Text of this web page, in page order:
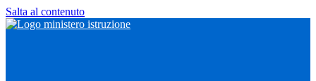
Salta al contenuto